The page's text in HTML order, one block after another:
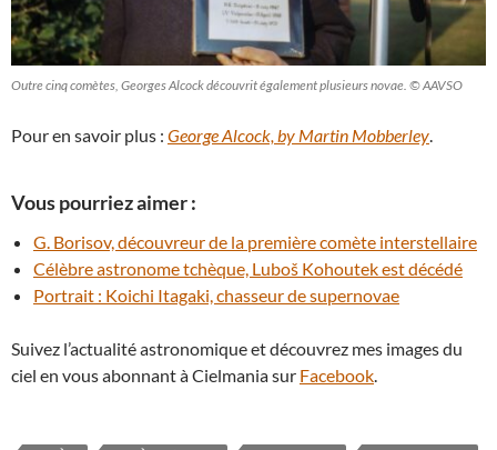
Outre cinq comètes, Georges Alcock découvrit également plusieurs novae. © AAVSO
Pour en savoir plus : George Alcock, by Martin Mobberley.
Vous pourriez aimer :
G. Borisov, découvreur de la première comète interstellaire
Célèbre astronome tchèque, Luboš Kohoutek est décédé
Portrait : Koichi Itagaki, chasseur de supernovae
Suivez l’actualité astronomique et découvrez mes images du
ciel en vous abonnant à Cielmania sur Facebook.